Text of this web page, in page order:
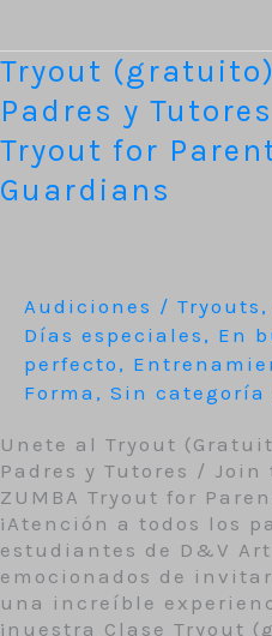
Tryout (gratuito)
Padres y
Tryout for
Guardians
Audiciones / Tryouts ,
Días especiales , En
perfecto ,
Forma , Sin categoría
Unete al Tryout
Padres y Tutores /
ZUMBA Tryout for
¡Atención a todos los
estudiantes de D&V
emocionados de
una increíble
¡nuestra Clase Tryout
Tryout
(gratuito) de
ZUMBA
para
Padres
y
ZUMBA
Tryout
Parents
and
Guardians